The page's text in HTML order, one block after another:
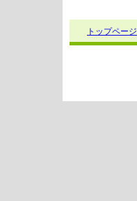
トップページ